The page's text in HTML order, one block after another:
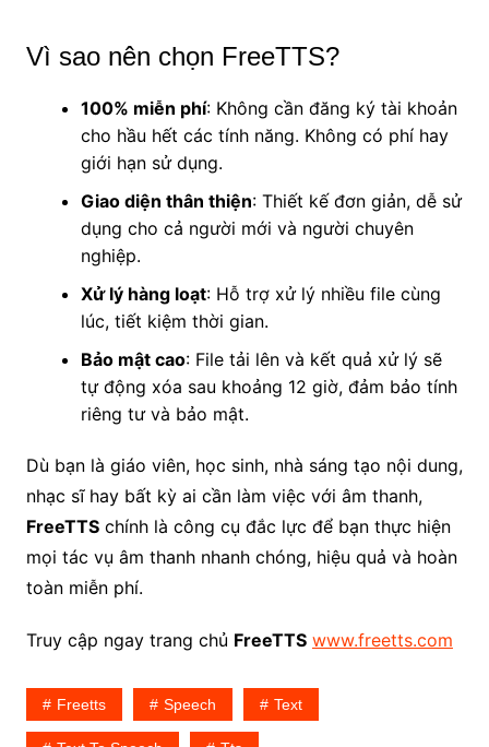
Vì sao nên chọn FreeTTS?
100% miễn phí: Không cần đăng ký tài khoản
cho hầu hết các tính năng. Không có phí hay
giới hạn sử dụng.
Giao diện thân thiện: Thiết kế đơn giản, dễ sử
dụng cho cả người mới và người chuyên
nghiệp.
Xử lý hàng loạt: Hỗ trợ xử lý nhiều file cùng
lúc, tiết kiệm thời gian.
Bảo mật cao: File tải lên và kết quả xử lý sẽ
tự động xóa sau khoảng 12 giờ, đảm bảo tính
riêng tư và bảo mật.
Dù bạn là giáo viên, học sinh, nhà sáng tạo nội dung,
nhạc sĩ hay bất kỳ ai cần làm việc với âm thanh,
FreeTTSchính là công cụ đắc lực để bạn thực hiện
mọi tác vụ âm thanh nhanh chóng, hiệu quả và hoàn
toàn miễn phí.
Truy cập ngay trang chủ FreeTTS www.freetts.com
Freetts Speech Text